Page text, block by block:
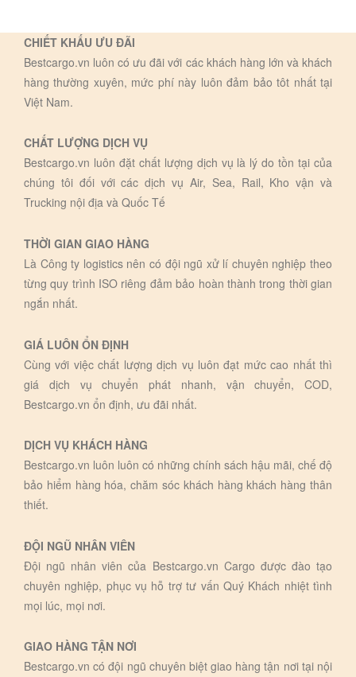
CHIẾT KHẤU ƯU ĐÃI
Bestcargo.vn luôn có ưu đãi với các khách hàng lớn và khách
hàng thường xuyên, mức phí này luôn đảm bảo tôt nhất tại
Việt Nam.
CHẤT LƯỢNG DỊCH VỤ
Bestcargo.vn luôn đặt chất lượng dịch vụ là lý do tồn tại của
chúng tôi đối với các dịch vụ Air, Sea, Rail, Kho vận và
Trucking nội địa và Quốc Tế
THỜI GIAN GIAO HÀNG
Là Công ty logistics nên có đội ngũ xử lí chuyên nghiệp theo
từng quy trình ISO riêng đảm bảo hoàn thành trong thời gian
ngắn nhất.
GIÁ LUÔN ỔN ĐỊNH
Cùng với việc chất lượng dịch vụ luôn đạt mức cao nhất thì
giá dịch vụ chuyển phát nhanh, vận chuyển, COD,
Bestcargo.vn ổn định, ưu đãi nhất.
DỊCH VỤ KHÁCH HÀNG
Bestcargo.vn luôn luôn có những chính sách hậu mãi, chế độ
bảo hiểm hàng hóa, chăm sóc khách hàng khách hàng thân
thiết.
ĐỘI NGŨ NHÂN VIÊN
Đội ngũ nhân viên của Bestcargo.vn Cargo được đào tạo
chuyên nghiệp, phục vụ hỗ trợ tư vấn Quý Khách nhiệt tình
mọi lúc, mọi nơi.
GIAO HÀNG TẬN NƠI
Bestcargo.vn có đội ngũ chuyên biệt giao hàng tận nơi tại nội